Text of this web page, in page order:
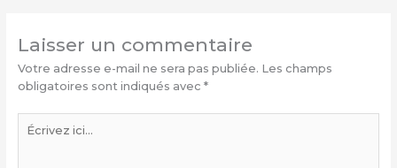
Laisser un commentaire
Votre adresse e-mail ne sera pas publiée. Les champs
obligatoires sont indiqués avec *
ici…